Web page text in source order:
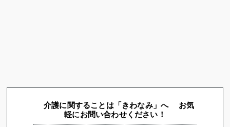
介護に関することは「きわなみ」へ お気
軽にお問い合わせください！